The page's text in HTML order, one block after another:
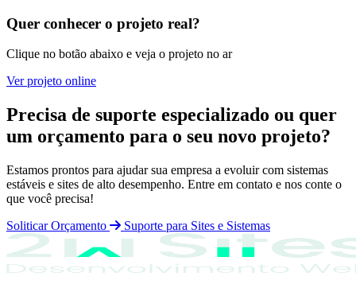
Quer conhecer o projeto real?
Clique no botão abaixo e veja o projeto no ar
Ver projeto online
Precisa de suporte especializado ou quer
um orçamento para o seu novo projeto?
Estamos prontos para ajudar sua empresa a evoluir com sistemas
estáveis e sites de alto desempenho. Entre em contato e nos conte o
que você precisa!
Soliticar Orçamento
Suporte para Sites e Sistemas